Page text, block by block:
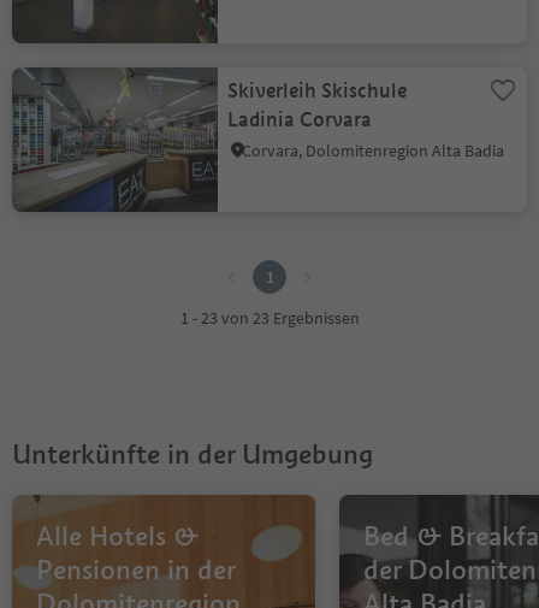
Skiverleih Skischule
Ladinia Corvara
Corvara, Dolomitenregion Alta Badia
1
1 - 23 von 23 Ergebnissen
Unterkünfte in der Umgebung
Alle Hotels &
Pensionen in der
Bed &
der